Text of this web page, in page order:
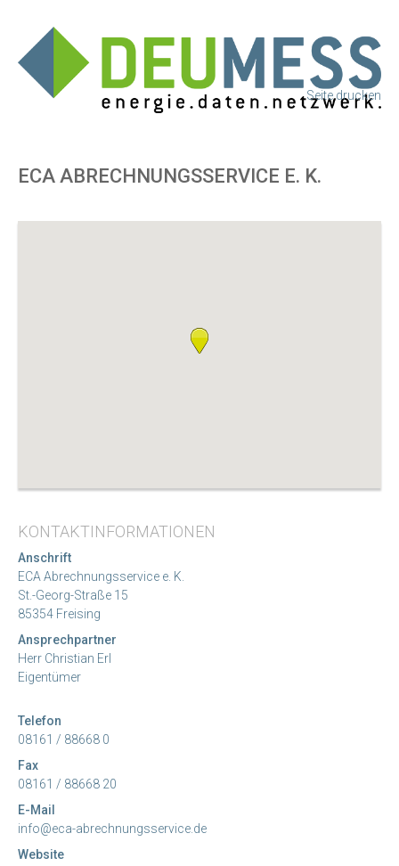
Seite drucken
ECA ABRECHNUNGSSERVICE E. K.
KONTAKTINFORMATIONEN
Anschrift
ECA Abrechnungsservice e. K.
St.-Georg-Straße 15
85354 Freising
Ansprechpartner
Herr Christian Erl
Eigentümer
Telefon
08161 / 88668 0
Fax
08161 / 88668 20
E-Mail
info@eca-abrechnungsservice.de
Website